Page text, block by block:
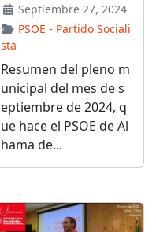
Septiembre 27, 2024
PSOE - Partido Sociali
sta
Resumen del pleno m
unicipal del mes de s
eptiembre de 2024, q
ue hace el PSOE de Al
hama de...